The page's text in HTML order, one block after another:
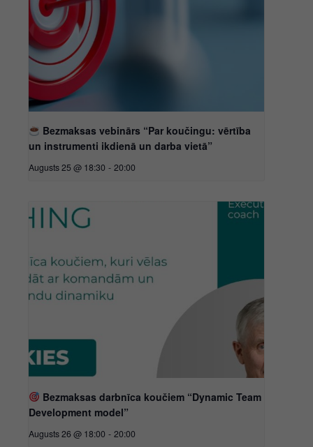
Bezmaksas vebinārs “Par koučingu: vērtība
un instrumenti ikdienā un darba vietā”
Augusts 25 @ 18:30 - 20:00
Bezmaksas darbnīca koučiem “Dynamic Team
Development model”
Augusts 26 @ 18:00 - 20:00